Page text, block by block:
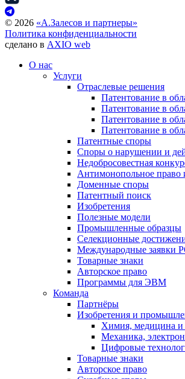
© 2026 «А.Залесов и партнеры»
Политика конфиденциальности
сделано в AXIO web
О нас
Услуги
Отраслевые решения
Патентование в
Патентование в
Патентование в
Патентование в
Патентные споры
Споры о нарушении и
Недобросовестная
Антимонопольное право
Доменные споры
Патентный поиск
Изобретения
Полезные модели
Промышленные образцы
Селекционные
Международные заявки
Товарные знаки
Авторское право
Программы для ЭВМ
Команда
Партнёры
Изобретения и
Химия, медицина и
Механика,
Цифровые
Товарные знаки
Авторское право